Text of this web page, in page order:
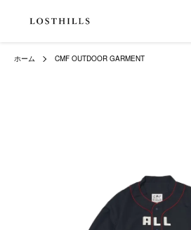
ホーム CMF OUTDOOR GARMENT